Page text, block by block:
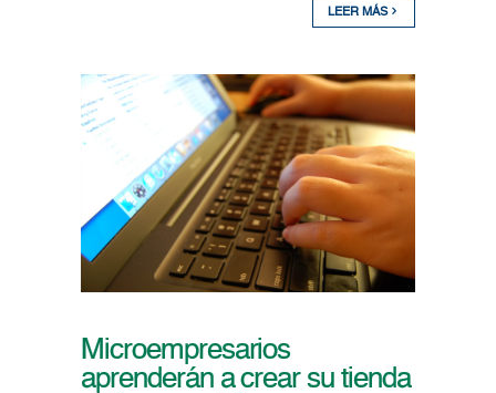
LEER MÁS
Microempresarios
aprenderán a crear su tienda